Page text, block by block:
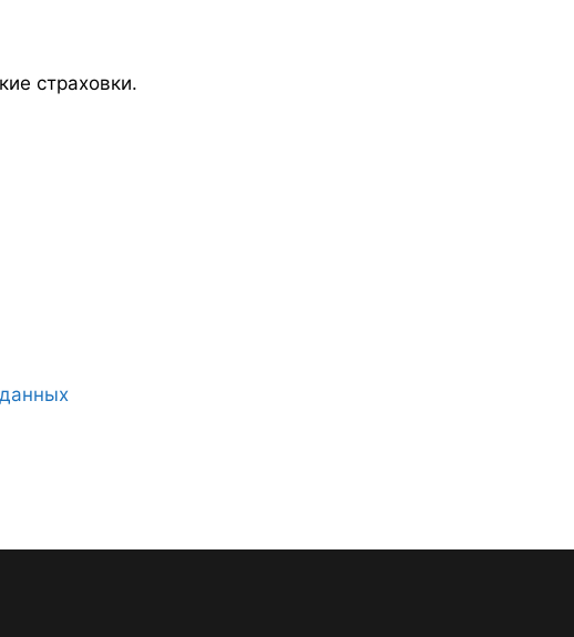
страховки.